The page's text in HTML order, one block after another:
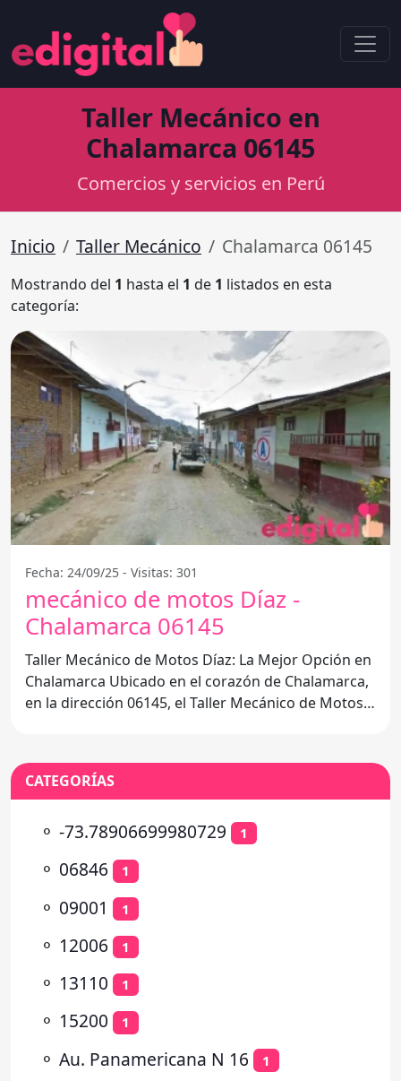
Taller Mecánico en
Chalamarca 06145
Comercios y servicios en Perú
Inicio Taller Mecánico Chalamarca 06145
Mostrando del 1 hasta el 1 de 1 listados en esta
categoría:
Fecha: 24/09/25 - Visitas: 301
mecánico de motos Díaz -
Chalamarca 06145
Taller Mecánico de Motos Díaz: La Mejor Opción en
Chalamarca Ubicado en el corazón de Chalamarca,
en la dirección 06145, el Taller Mecánico de Motos
CATEGORÍAS
⚬ -73.78906699980729 1
⚬ 06846 1
⚬ 09001 1
⚬ 12006 1
⚬ 13110 1
⚬ 15200 1
⚬ Au. Panamericana N 16 1